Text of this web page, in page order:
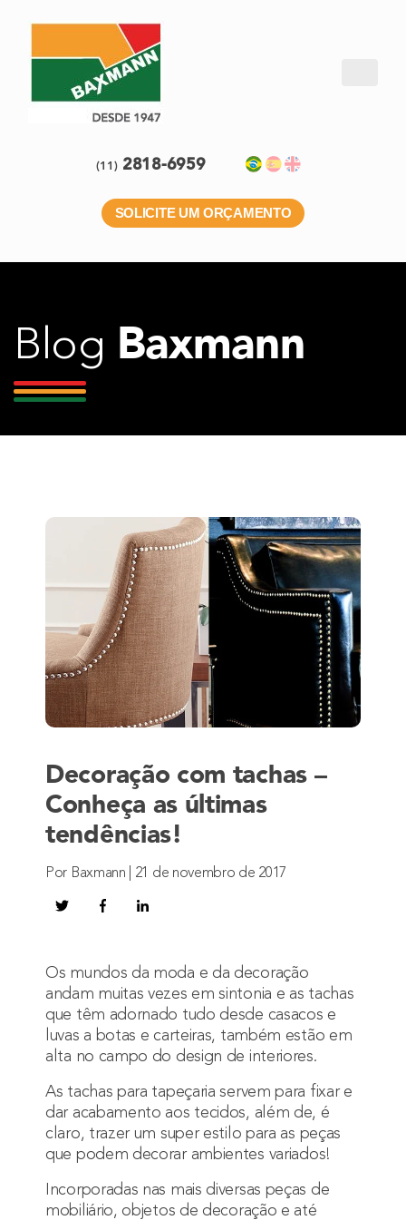
(11) 2818-6959
SOLICITE UM ORÇAMENTO
Blog Baxmann
Decoração com tachas –
Conheça as últimas
tendências!
Por Baxmann | 21 de novembro de 2017
Os mundos da moda e da decoração
andam muitas vezes em sintonia e as tachas
que têm adornado tudo desde casacos e
luvas a botas e carteiras, também estão em
alta no campo do design de interiores.
As tachas para tapeçaria servem para fixar e
dar acabamento aos tecidos, além de, é
claro, trazer um super estilo para as peças
que podem decorar ambientes variados!
Incorporadas nas mais diversas peças de
mobiliário, objetos de decoração e até